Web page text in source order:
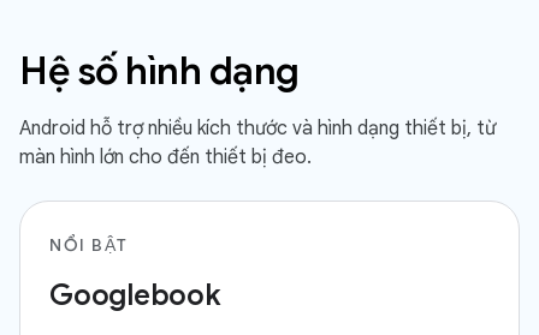
Hệ số hình dạng
Android hỗ trợ nhiều kích thước và hình dạng thiết bị, từ
màn hình lớn cho đến thiết bị đeo.
NỔI BẬT
Googlebook